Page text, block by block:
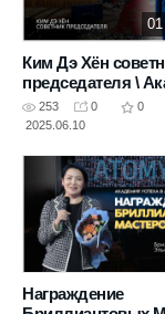
Ким Дэ Хён
председателя \
Успеха Атоми в
10.05.2025
253 0
0
2025.06.10
Награждение